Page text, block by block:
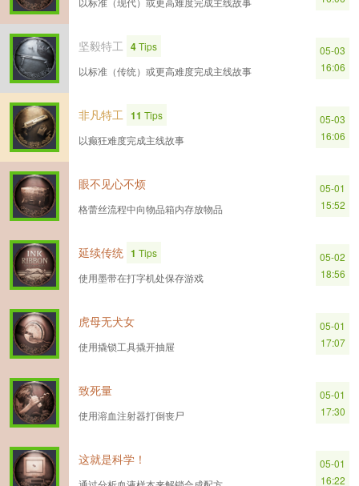
坚毅特工 4Tips
以标准（传统）或更高难度完成主线故事
05-03
16:06
非凡特工 11 Tips
以癫狂难度完成主线故事
05-03
16:06
眼不见心不烦
格蕾丝流程中向物品箱内存放物品
05-01
15:52
延续传统 1 Tips
使用墨带在打字机处保存游戏
05-02
18:56
虎母无犬女
使用撬锁工具撬开抽屉
05-01
17:07
致死量
使用溶血注射器打倒丧尸
05-01
17:30
这就是科学！
05-01
16:22